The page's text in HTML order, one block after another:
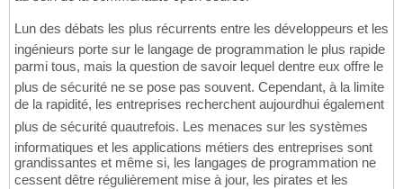
Lun des débats les plus récurrents entre les développeurs et les
ingénieurs porte sur le langage de programmation le plus rapide
parmi tous, mais la question de savoir lequel dentre eux offre le
plus de sécurité ne se pose pas souvent. Cependant, à la limite
de la rapidité, les entreprises recherchent aujourdhui également
plus de sécurité quautrefois. Les menaces sur les systèmes
informatiques et les applications métiers des entreprises sont
grandissantes et même si, les langages de programmation ne
cessent dêtre régulièrement mise à jour, les pirates et les